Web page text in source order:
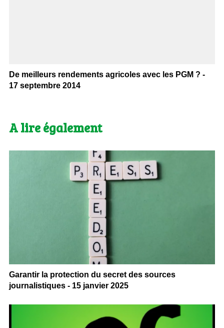
De meilleurs rendements agricoles avec les PGM ? -
17 septembre 2014
A lire également
Garantir la protection du secret des sources
journalistiques - 15 janvier 2025